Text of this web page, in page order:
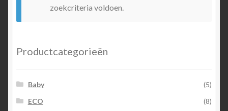
zoekcriteria voldoen.
Productcategorieën
Baby
(5)
ECO
(8)